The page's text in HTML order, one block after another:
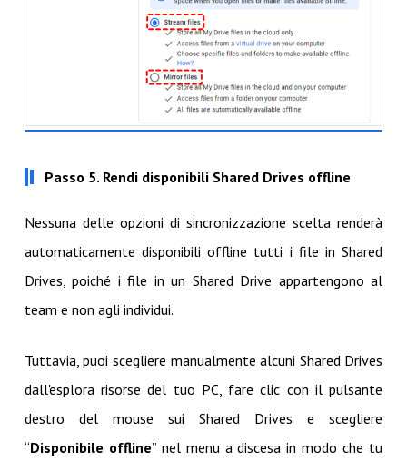
Passo 5. Rendi disponibili Shared Drives offline
Nessuna delle opzioni di sincronizzazione scelta renderà
automaticamente disponibili offline tutti i file in Shared
Drives, poiché i file in un Shared Drive appartengono al
team e non agli individui.
Tuttavia, puoi scegliere manualmente alcuni Shared Drives
dall'esplora risorse del tuo PC, fare clic con il pulsante
destro del mouse sui Shared Drives e scegliere
“Disponibile offline” nel menu a discesa in modo che tu